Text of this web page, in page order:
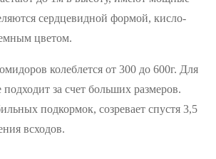
сердцевидной формой, кисло-
цветом.
колеблется от 300 до 600г. Для
за счет больших размеров.
подкормок, созревает спустя 3,5
всходов.